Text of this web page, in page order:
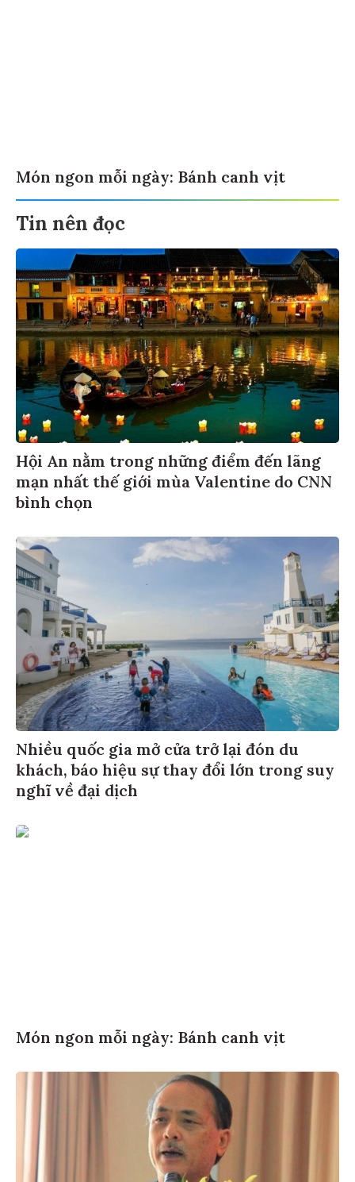
Món ngon mỗi ngày: Bánh canh vịt
Tin nên đọc
Hội An nằm trong những điểm đến lãng
mạn nhất thế giới mùa Valentine do CNN
bình chọn
Nhiều quốc gia mở cửa trở lại đón du
khách, báo hiệu sự thay đổi lớn trong suy
nghĩ về đại dịch
Món ngon mỗi ngày: Bánh canh vịt